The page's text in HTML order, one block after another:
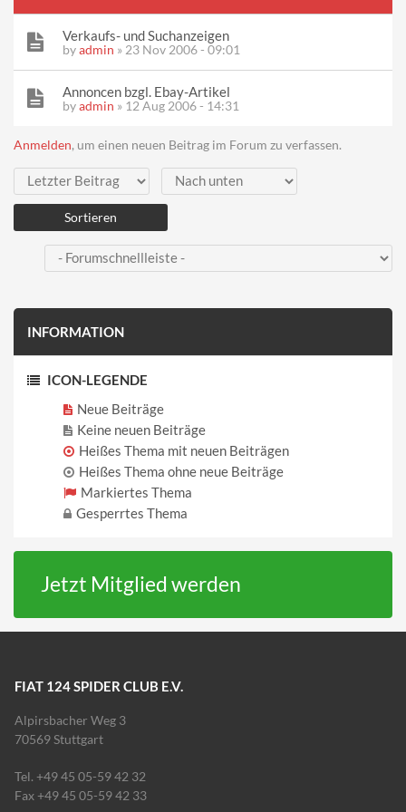
Verkaufs- und Suchanzeigen
byadmin » 23 Nov 2006 - 09:01
Annoncen bzgl. Ebay-Artikel
byadmin » 12 Aug 2006 - 14:31
Anmelden, um einen neuen Beitrag im Forum zu verfassen.
Sortieren nach Sortieren
INFORMATION
ICON-LEGENDE
Neue Beiträge
Keine neuen Beiträge
Heißes Thema mit neuen Beiträgen
Heißes Thema ohne neue Beiträge
Markiertes Thema
Gesperrtes Thema
Jetzt Mitglied werden
FIAT 124 SPIDER CLUB E.V.
Alpirsbacher Weg 3
70569 Stuttgart
Tel. +49 45 05-59 42 32
Fax +49 45 05-59 42 33